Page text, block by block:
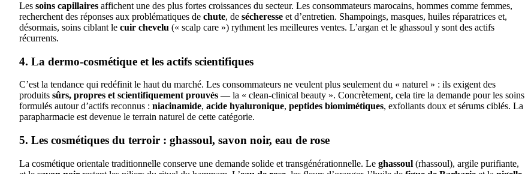
Les soins capillaires affichent une des plus fortes croissances du secteur. Les consommateurs marocains, hommes comme femmes,
recherchent des réponses aux problématiques de chute, de sécheresse et d’entretien. Shampoings, masques, huiles réparatrices et,
désormais, soins ciblant le cuir chevelu (« scalp care ») rythment les meilleures ventes. L’argan et le ghassoul y sont des actifs
récurrents.
4. La dermo-cosmétique et les actifs scientifiques
C’est la tendance qui redéfinit le haut du marché. Les consommateurs ne veulent plus seulement du « naturel » : ils exigent des
produits sûrs, propres et scientifiquement prouvés — la « clean-clinical beauty ». Concrètement, cela tire la demande pour les soins
formulés autour d’actifs reconnus : niacinamide, acide hyaluronique, peptides biomimétiques, exfoliants doux et sérums ciblés. La
parapharmacie est devenue le terrain naturel de cette catégorie.
5. Les cosmétiques du terroir : ghassoul, savon noir, eau de rose
La cosmétique orientale traditionnelle conserve une demande solide et transgénérationnelle. Le ghassoul (rhassoul), argile purifiante,